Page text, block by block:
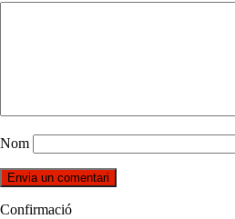
Nom
Confirmació